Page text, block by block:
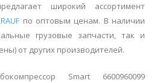
широкий ассортимент
по оптовым ценам. В наличии
грузовые запчасти, так и
от других производителей.
Smart 6600960099